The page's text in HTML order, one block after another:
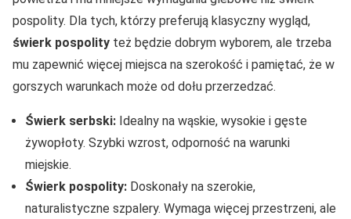
pospolity. Dla tych, którzy preferują klasyczny wygląd,
świerk pospolity też będzie dobrym wyborem, ale trzeba
mu zapewnić więcej miejsca na szerokość i pamiętać, że w
gorszych warunkach może od dołu przerzedzać.
Świerk serbski: Idealny na wąskie, wysokie i gęste
żywopłoty. Szybki wzrost, odporność na warunki
miejskie.
Świerk pospolity: Doskonały na szerokie,
naturalistyczne szpalery. Wymaga więcej przestrzeni, ale